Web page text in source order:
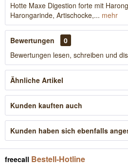
Hotte Maxe Digestion forte mit
Harongarinde, Artischocke,... mehr
Bewertungen
0
Bewertungen lesen, schreiben und
Ähnliche Artikel
Kunden kauften auch
Kunden haben sich ebenfalls
freecall Bestell-Hotline